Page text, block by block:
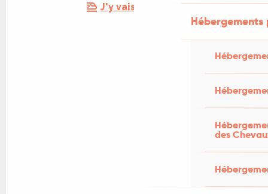
des
J'y vais en train !